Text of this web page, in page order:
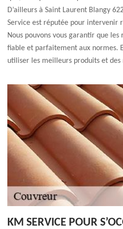
D’ailleurs à Saint Laurent Blangy
Service est réputée pour intervenir
Nous pouvons vous garantir que
fiable et parfaitement aux normes.
utiliser les meilleurs produits et
KM SERVICE POUR